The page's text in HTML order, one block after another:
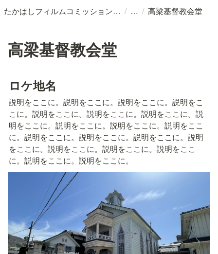
たかはしフィルムコミッションとは？ / / 高梁基督教会堂
高梁基督教会堂
ロケ地名
説明をここに。説明をここに。説明をここに。説明をこ
こに。説明をここに。説明をここに。説明をここに。説
明をここに。説明をここに。説明をここに。説明をここ
に。説明をここに。説明をここに。説明をここに。説明
をここに。説明をここに。説明をここに。説明をここ
に。説明をここに。説明をここに。